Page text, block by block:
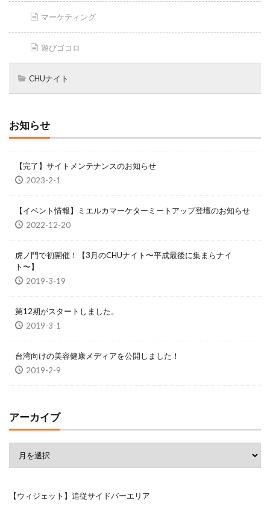
マーケティング
遊びゴコロ
CHUナイト
お知らせ
【完了】サイトメンテナンスのお知らせ
2023-2-1
【イベント情報】ミエルカマーケターミートアップ登壇のお知らせ
2022-12-20
虎ノ門で初開催！【3月のCHUナイト〜平成最後に集まらナイ
ト〜】
2019-3-19
第12期がスタートしました。
2019-3-1
台湾向けの美容健康メディアを公開しました！
2019-2-9
アーカイブ
【ウィジェット】追従サイドバーエリア